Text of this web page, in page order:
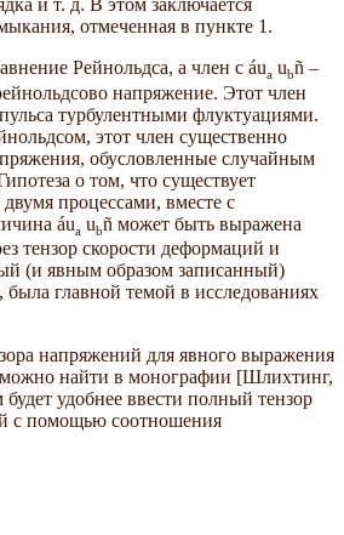
и т. д. В этом заключается
отмеченная в пункте 1.
Рейнольдса, а член с áua ubñ –
напряжение. Этот член
турбулентными флуктуациями.
этот член существенно
обусловленные случайным
о том, что существует
процессами, вместе с
áua ubñ может быть выражена
тензор скорости деформаций и
(и явным образом записанный)
была главной темой в исследованиях
напряжений для явного выражения
можно найти в монографии [Шлихтинг,
удобнее ввести полный тензор
с помощью соотношения